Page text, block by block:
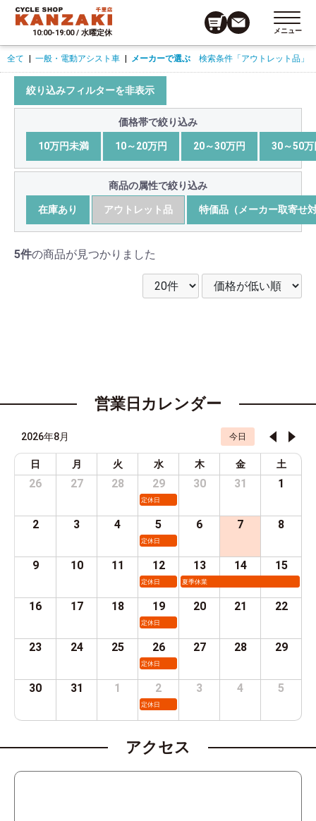
10:00-19:00 / 水曜定休 メニュー
全て 一般・電動アシスト車 メーカーで選ぶ 検索条件 「アウトレット品」
絞り込みフィルターを非表示
価格帯で絞り込み
10万円未満 10～20万円 20～30万円 30～50万
商品の属性で絞り込み
在庫あり アウトレット品 特価品（メーカー取寄せ
5件の商品が見つかりました
営業日カレンダー
2026年8月 今日
日 月 火 水 木 金 土
26 27 28 29
定休日
30 31 1
2 3 4 5
定休日
6 7 8
9 10 11 12
定休日
13
夏季休業
14 15
16 17 18 19
定休日
20 21 22
23 24 25 26
定休日
27 28 29
30 31 1 2
定休日
3 4 5
アクセス